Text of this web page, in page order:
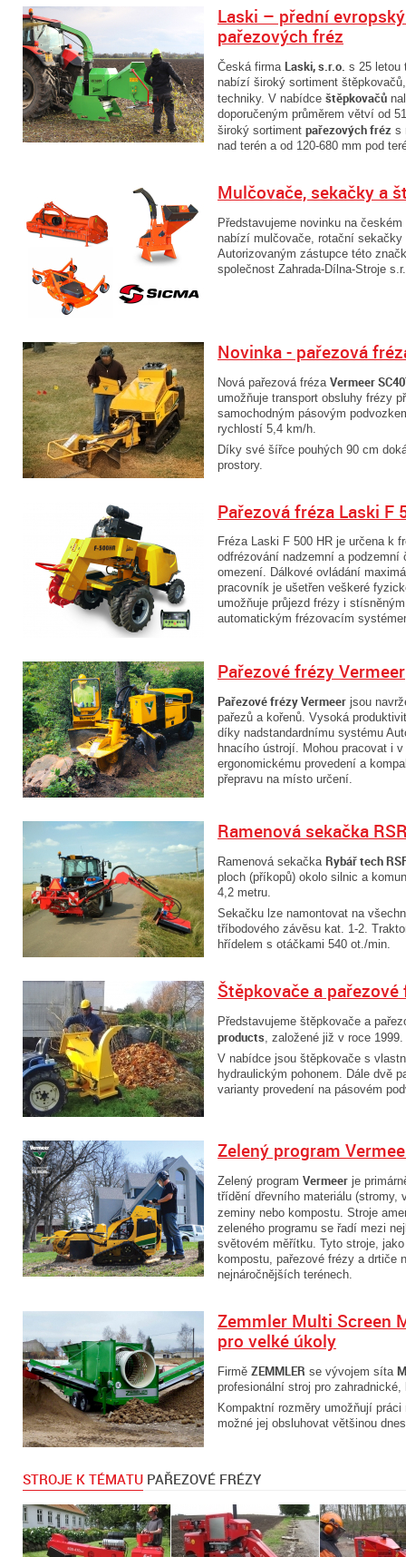
Laski – přední
pařezových fréz
Česká firma Laski, s.r.o. s 25 letou
nabízí široký sortiment
techniky. V nabídce štěpkovačů
doporučeným průměrem větví od
široký sortiment pařezových fréz s
nad terén a od 120-680 mm pod
Mulčovače, sekačky a
Představujeme novinku na
nabízí mulčovače, rotační
Autorizovaným zástupce této
společnost Zahrada-Dílna-Stroje
Novinka - pařezová
Nová pařezová fréza Vermeer
umožňuje transport obsluhy frézy
samochodným pásovým
rychlostí 5,4 km/h.
Díky své šířce pouhých 90 cm
prostory.
Pařezová fréza Laski F
Fréza Laski F 500 HR je určena k
odfrézování nadzemní a
omezení. Dálkové ovládání
pracovník je ušetřen veškeré
umožňuje průjezd frézy i
automatickým frézovacím
Pařezové frézy Vermeer
Pařezové frézy Vermeer jsou
pařezů a kořenů. Vysoká
díky nadstandardnímu systému
hnacího ústrojí. Mohou pracovat i
ergonomickému provedení a
přepravu na místo určení.
Ramenová sekačka
Ramenová sekačka Rybář tech
ploch (příkopů) okolo silnic a
4,2 metru.
Sekačku lze namontovat na
tříbodového závěsu kat. 1-2.
hřídelem s otáčkami 540 ot./min.
Štěpkovače a
Představujeme štěpkovače a
products, založené již v roce 1999.
V nabídce jsou štěpkovače s
hydraulickým pohonem. Dále dvě
varianty provedení na pásovém
Zelený program
Zelený program Vermeer je
třídění dřevního materiálu (stromy,
zeminy nebo kompostu. Stroje
zeleného programu se řadí mezi
světovém měřítku. Tyto stroje,
kompostu, pařezové frézy a drtiče
nejnáročnějších terénech.
Zemmler Multi Screen
pro velké úkoly
Firmě ZEMMLER se vývojem síta
profesionální stroj pro
Kompaktní rozměry umožňují
možné jej obsluhovat většinou
STROJE K TÉMATU PAŘEZOVÉ FRÉZY